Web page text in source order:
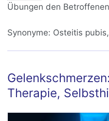
Übungen den
Synonyme: Osteitis
Therapie,